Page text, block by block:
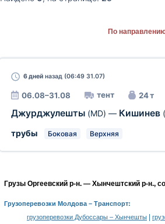
По
6 днейназад (06:49 31.07)
06.08–31.08 тент 24 т
Джурджулешты (MD) — Кишинев
трубы
Боковая Верхняя
Грузы Оргеевский р-н. — Хынчештский р-н.,
Грузоперевозки Молдова – Транспорт:
грузоперевозки Дубоссары – Хынчешты